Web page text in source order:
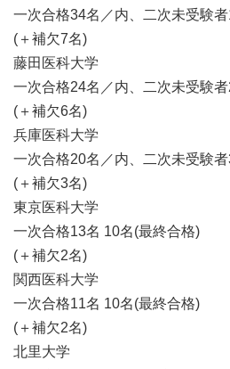
一次合格34名／内、二次未受験
(＋補欠7名)
藤田医科大学
一次合格24名／内、二次未受験
(＋補欠6名)
兵庫医科大学
一次合格20名／内、二次未受験
(＋補欠3名)
東京医科大学
一次合格13名 10名(最終合格)
(＋補欠2名)
関西医科大学
一次合格11名 10名(最終合格)
(＋補欠2名)
北里大学